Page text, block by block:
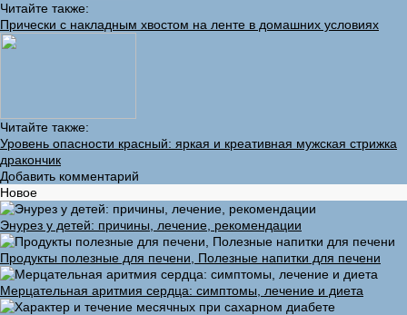
Читайте также:
Прически с накладным хвостом на ленте в домашних условиях
Читайте также:
Уровень опасности красный: яркая и креативная мужская стрижка
дракончик
Добавить комментарий
Новое
Энурез у детей: причины, лечение, рекомендации
Продукты полезные для печени, Полезные напитки для печени
Мерцательная аритмия сердца: симптомы, лечение и диета